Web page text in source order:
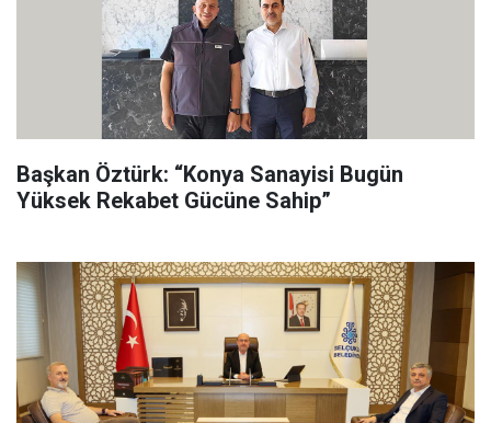
Başkan Öztürk: “Konya Sanayisi Bugün
Yüksek Rekabet Gücüne Sahip”